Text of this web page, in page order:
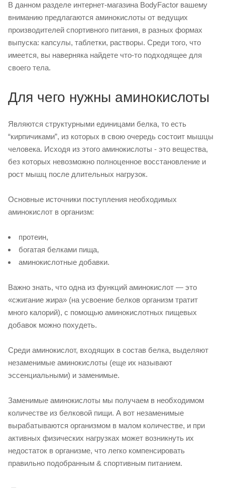
В данном разделе интернет-магазина BodyFactor вашему
вниманию предлагаются аминокислоты от ведущих
производителей спортивного питания, в разных формах
выпуска: капсулы, таблетки, растворы. Среди того, что
имеется, вы наверняка найдете что-то подходящее для
своего тела.
Для чего нужны аминокислоты
Являются структурными единицами белка, то есть
“кирпичиками”, из которых в свою очередь состоит мышцы
человека. Исходя из этого аминокислоты - это вещества,
без которых невозможно полноценное восстановление и
рост мышц после длительных нагрузок.
Основные источники поступления необходимых
аминокислот в организм:
протеин,
богатая белками пища,
аминокислотные добавки.
Важно знать, что одна из функций аминокислот — это
«сжигание жира» (на усвоение белков организм тратит
много калорий), с помощью аминокислотных пищевых
добавок можно похудеть.
Среди аминокислот, входящих в состав белка, выделяют
незаменимые аминокислоты (еще их называют
эссенциальными) и заменимые.
Заменимые аминокислоты мы получаем в необходимом
количестве из белковой пищи. А вот незаменимые
вырабатываются организмом в малом количестве, и при
активных физических нагрузках может возникнуть их
недостаток в организме, что легко компенсировать
правильно подобранным & спортивным питанием.